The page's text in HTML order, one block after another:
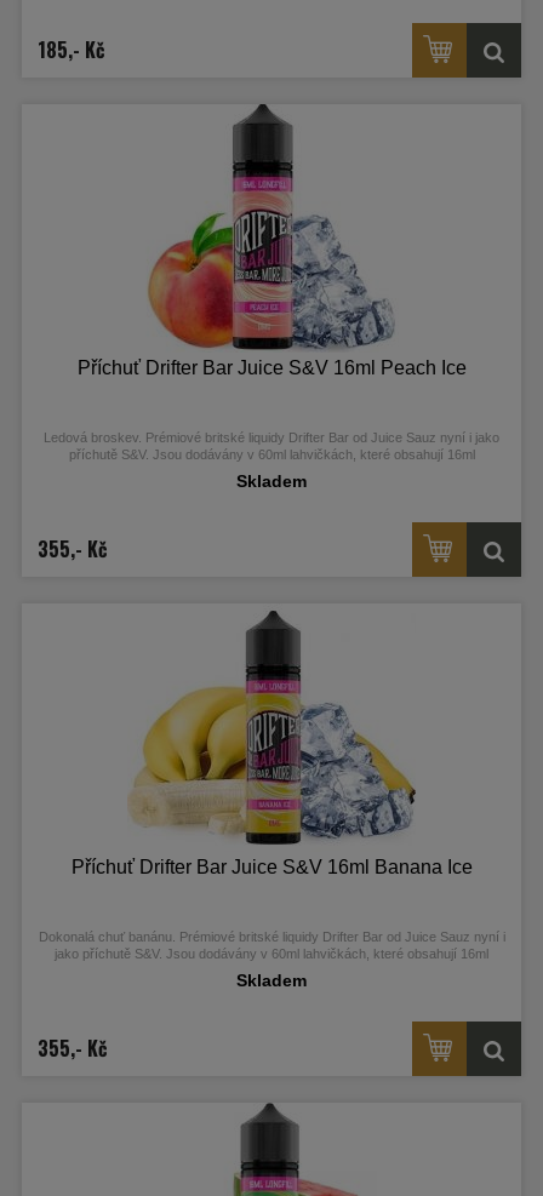
185,- Kč
Příchuť Drifter Bar Juice S&V 16ml Peach Ice
Ledová broskev. Prémiové britské liquidy Drifter Bar od Juice Sauz nyní i jako
příchutě S&V. Jsou dodávány v 60ml lahvičkách, které obsahují 16ml
Skladem
355,- Kč
Příchuť Drifter Bar Juice S&V 16ml Banana Ice
Dokonalá chuť banánu. Prémiové britské liquidy Drifter Bar od Juice Sauz nyní i
jako příchutě S&V. Jsou dodávány v 60ml lahvičkách, které obsahují 16ml
Skladem
355,- Kč